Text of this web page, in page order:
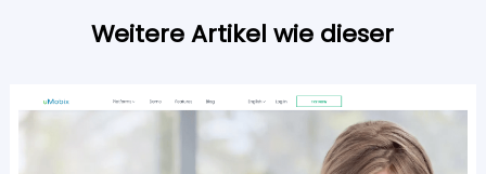
Weitere Artikel wie dieser